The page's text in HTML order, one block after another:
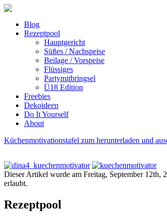
Blog
Rezeptpool
Hauptgericht
Süßes / Nachspeise
Beilage / Vorspeise
Flüssiges
Partymitbringsel
Ü18 Edition
Freebies
Dekoideen
Do It Yourself
About
Küchenmotivationstafel zum herunterladen und
Dieser Artikel wurde am Freitag, September 12th,
erlaubt.
Rezeptpool